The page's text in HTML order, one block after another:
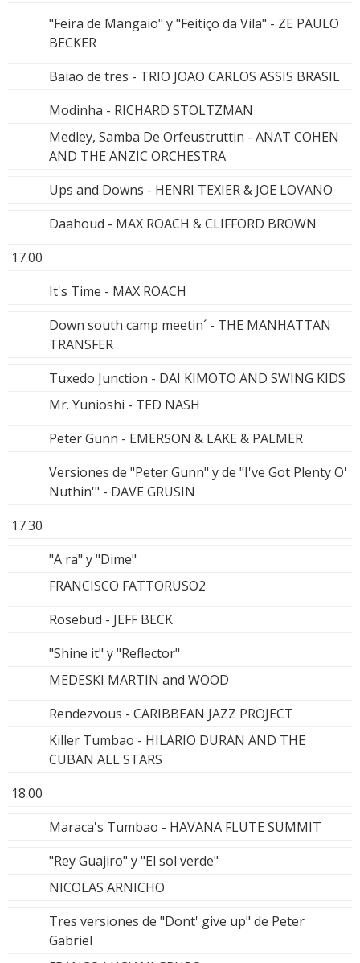
"Feira de Mangaio" y "Feitiço da Vila" - ZE PAULO
BECKER
Baiao de tres - TRIO JOAO CARLOS ASSIS BRASIL
Modinha - RICHARD STOLTZMAN
Medley, Samba De Orfeustruttin - ANAT COHEN
AND THE ANZIC ORCHESTRA
Ups and Downs - HENRI TEXIER & JOE LOVANO
Daahoud - MAX ROACH & CLIFFORD BROWN
17.00
It's Time - MAX ROACH
Down south camp meetin´ - THE MANHATTAN
TRANSFER
Tuxedo Junction - DAI KIMOTO AND SWING KIDS
Mr. Yunioshi - TED NASH
Peter Gunn - EMERSON & LAKE & PALMER
Versiones de "Peter Gunn" y de "I've Got Plenty O'
Nuthin'" - DAVE GRUSIN
17.30
"A ra" y "Dime"
FRANCISCO FATTORUSO2
Rosebud - JEFF BECK
"Shine it" y "Reflector"
MEDESKI MARTIN and WOOD
Rendezvous - CARIBBEAN JAZZ PROJECT
Killer Tumbao - HILARIO DURAN AND THE
CUBAN ALL STARS
18.00
Maraca's Tumbao - HAVANA FLUTE SUMMIT
"Rey Guajiro" y "El sol verde"
NICOLAS ARNICHO
Tres versiones de "Dont' give up" de Peter
Gabriel